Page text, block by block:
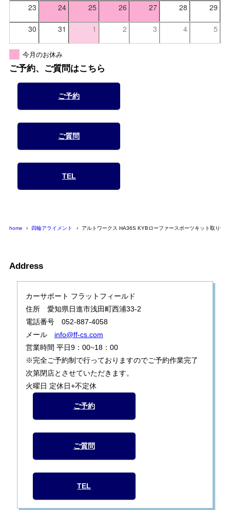
23 24 25 26 27 28 29
30 31 1 2 3 4 5
今月のお休み
ご予約、ご質問はこちら
ご予約
ご質問
TEL
home 四輪アライメント アルトワークス HA36S KYBローファースポーツキット取り付け
Address
カーサポート フラットフィールド
住所 愛知県日進市浅田町西浦33-2
電話番号 052-887-4058
メール info@ff-cs.com
営業時間 平日9：00~18：00
※完全ご予約制で行っておりますのでご予約作業完了
次第閉店とさせていただきます。
火曜日 定休日+不定休
ご予約
ご質問
TEL